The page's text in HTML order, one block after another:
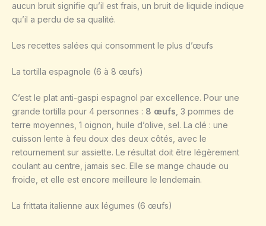
aucun bruit signifie qu’il est frais, un bruit de liquide indique
qu’il a perdu de sa qualité.
Les recettes salées qui consomment le plus d’œufs
La tortilla espagnole (6 à 8 œufs)
C’est le plat anti-gaspi espagnol par excellence. Pour une
grande tortilla pour 4 personnes : 8 œufs , 3 pommes de
terre moyennes, 1 oignon, huile d’olive, sel. La clé : une
cuisson lente à feu doux des deux côtés, avec le
retournement sur assiette. Le résultat doit être légèrement
coulant au centre, jamais sec. Elle se mange chaude ou
froide, et elle est encore meilleure le lendemain.
La frittata italienne aux légumes (6 œufs)